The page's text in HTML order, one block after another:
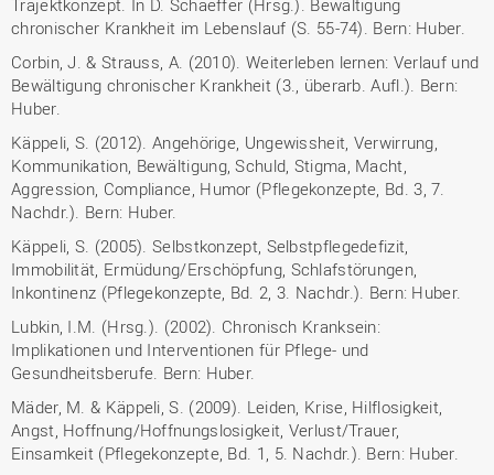
Trajektkonzept. In D. Schaeffer (Hrsg.). Bewältigung
chronischer Krankheit im Lebenslauf (S. 55-74). Bern: Huber.
Corbin, J. & Strauss, A. (2010). Weiterleben lernen: Verlauf und
Bewältigung chronischer Krankheit (3., überarb. Aufl.). Bern:
Huber.
Käppeli, S. (2012). Angehörige, Ungewissheit, Verwirrung,
Kommunikation, Bewältigung, Schuld, Stigma, Macht,
Aggression, Compliance, Humor (Pflegekonzepte, Bd. 3, 7.
Nachdr.). Bern: Huber.
Käppeli, S. (2005). Selbstkonzept, Selbstpflegedefizit,
Immobilität, Ermüdung/Erschöpfung, Schlafstörungen,
Inkontinenz (Pflegekonzepte, Bd. 2, 3. Nachdr.). Bern: Huber.
Lubkin, I.M. (Hrsg.). (2002). Chronisch Kranksein:
Implikationen und Interventionen für Pflege- und
Gesundheitsberufe. Bern: Huber.
Mäder, M. & Käppeli, S. (2009). Leiden, Krise, Hilflosigkeit,
Angst, Hoffnung/Hoffnungslosigkeit, Verlust/Trauer,
Einsamkeit (Pflegekonzepte, Bd. 1, 5. Nachdr.). Bern: Huber.